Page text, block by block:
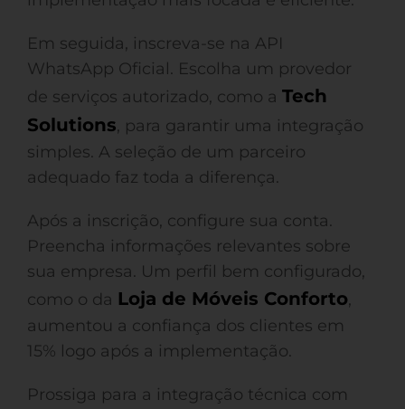
Em seguida, inscreva-se na API
WhatsApp Oficial. Escolha um provedor
de serviços autorizado, como a Tech
Solutions, para garantir uma integração
simples. A seleção de um parceiro
adequado faz toda a diferença.
Após a inscrição, configure sua conta.
Preencha informações relevantes sobre
sua empresa. Um perfil bem configurado,
como o da Loja de Móveis Conforto,
aumentou a confiança dos clientes em
15% logo após a implementação.
Prossiga para a integração técnica com